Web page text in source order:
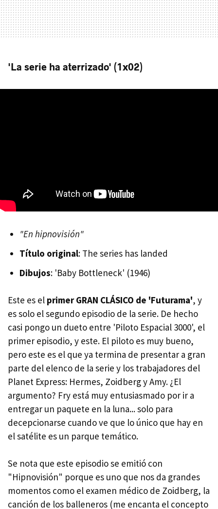
'La serie ha aterrizado' (1x02)
"En hipnovisión"
Título original: The series has landed
Dibujos: 'Baby Bottleneck' (1946)
Este es el primer GRAN CLÁSICO de 'Futurama', y
es solo el segundo episodio de la serie. De hecho
casi pongo un dueto entre 'Piloto Espacial 3000', el
primer episodio, y este. El piloto es muy bueno,
pero este es el que ya termina de presentar a gran
parte del elenco de la serie y los trabajadores del
Planet Express: Hermes, Zoidberg y Amy. ¿El
argumento? Fry está muy entusiasmado por ir a
entregar un paquete en la luna... solo para
decepcionarse cuando ve que lo único que hay en
el satélite es un parque temático.
Se nota que este episodio se emitió con
"Hipnovisión" porque es uno que nos da grandes
momentos como el examen médico de Zoidberg, la
canción de los balleneros (me encanta el concepto